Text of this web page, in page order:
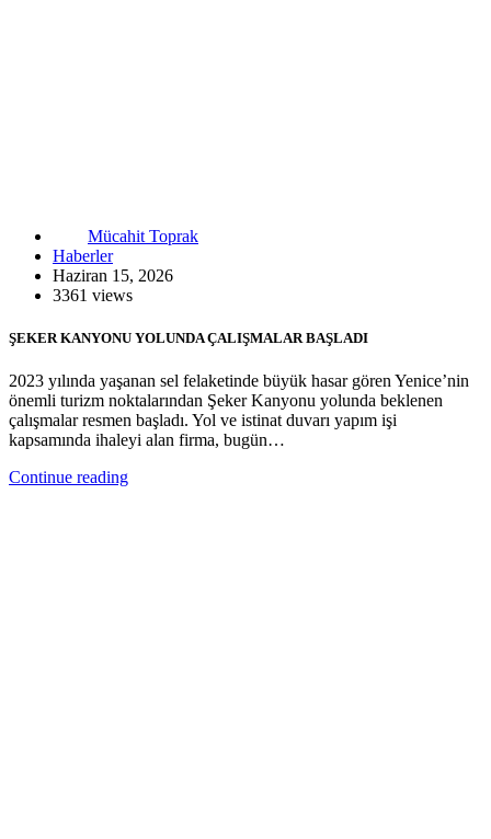
Mücahit Toprak
Haberler
Haziran 15, 2026
3361 views
ŞEKER KANYONU YOLUNDA ÇALIŞMALAR BAŞLADI
2023 yılında yaşanan sel felaketinde büyük hasar gören Yenice’nin
önemli turizm noktalarından Şeker Kanyonu yolunda beklenen
çalışmalar resmen başladı. Yol ve istinat duvarı yapım işi
kapsamında ihaleyi alan firma, bugün…
Continue reading